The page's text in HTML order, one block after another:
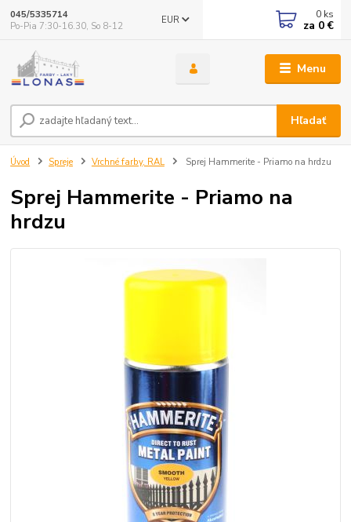
Menu
EUR
Hľadať
045/5335714
Po-Pia 7:30-16.30, So 8-12
0 ks
za 0 €
Úvod Spreje Vrchné farby, RAL Sprej Hammerite - Priamo na hrdzu
Sprej Hammerite - Priamo na
hrdzu